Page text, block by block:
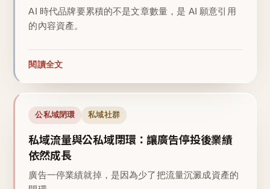
AI 時代品牌要累積的不是文章數量，是 AI 願意引用
的內容資產。
閱讀全文
公私域閉環 私域社群
私域流量與公私域閉環：讓廣告停投後業績
依然成長
廣告一停業績就掉，是因為少了把流量沉澱成資產的